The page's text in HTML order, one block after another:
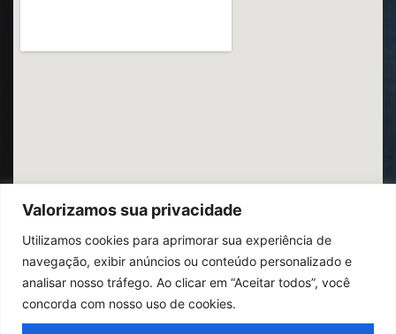
Valorizamos sua privacidade
Utilizamos cookies para aprimorar sua experiência de
navegação, exibir anúncios ou conteúdo personalizado e
analisar nosso tráfego. Ao clicar em “Aceitar todos”, você
concorda com nosso uso de cookies.